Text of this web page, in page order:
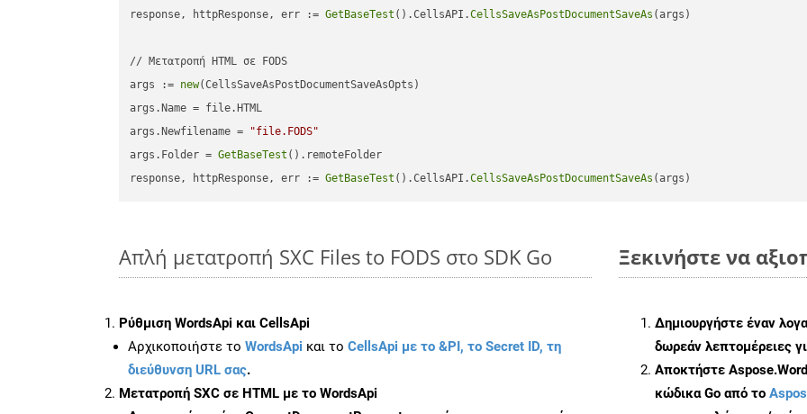
response, httpResponse, err := GetBaseTest ().CellsAPI.CellsSaveAsPostDocumentSaveAs (args)
// Μετατροπή HTML σε FODS
args := new(CellsSaveAsPostDocumentSaveAsOpts)
args.Name = file.HTML
args.Newfilename =
"file.FODS"
args.Folder = GetBaseTest ().remoteFolder
response, httpResponse, err := GetBaseTest ().CellsAPI.CellsSaveAsPostDocumentSaveAs
Απλή μετατροπή SXC Files to FODS στο SDK Go
Ρύθμιση WordsApi και CellsApi
Αρχικοποιήστε το WordsApi και το CellsApi με το &PI, το Secret ID, τη
διεύθυνση URL σας.
Μετατροπή SXC σε HTML με το WordsApi
Ξεκινήστε να
Δημιουργήστε έναν
δωρεάν λεπτομέρειες
Αποκτήστε
κώδικα Go από το